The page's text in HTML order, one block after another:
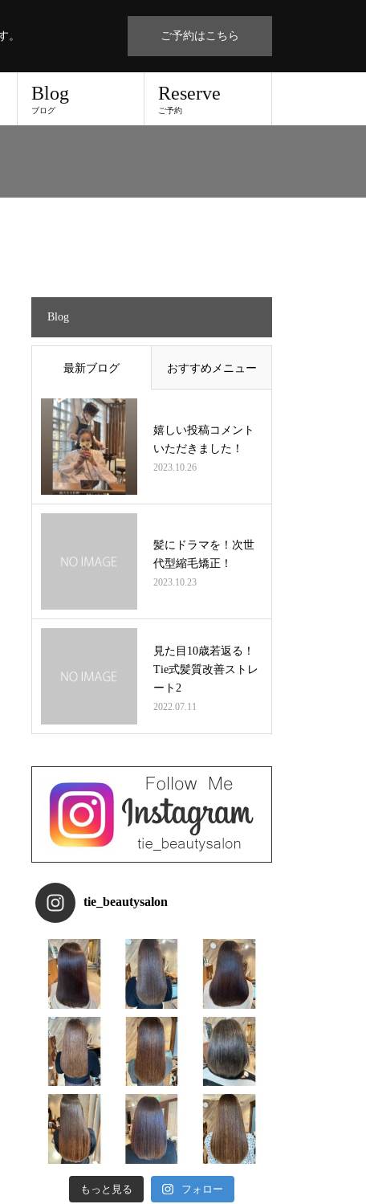
。 ご予約はこちら
Blog
ブログ
Reserve
ご予約
Blog
最新ブログ おすすめメニュー
嬉しい投稿コメント
いただきました！
2023.10.26
髪にドラマを！次世
代型縮毛矯正！
2023.10.23
見た目10歳若返る！
Tie式髪質改善ストレ
ート2
2022.07.11
tie_beautysalon
もっと見る フォロー